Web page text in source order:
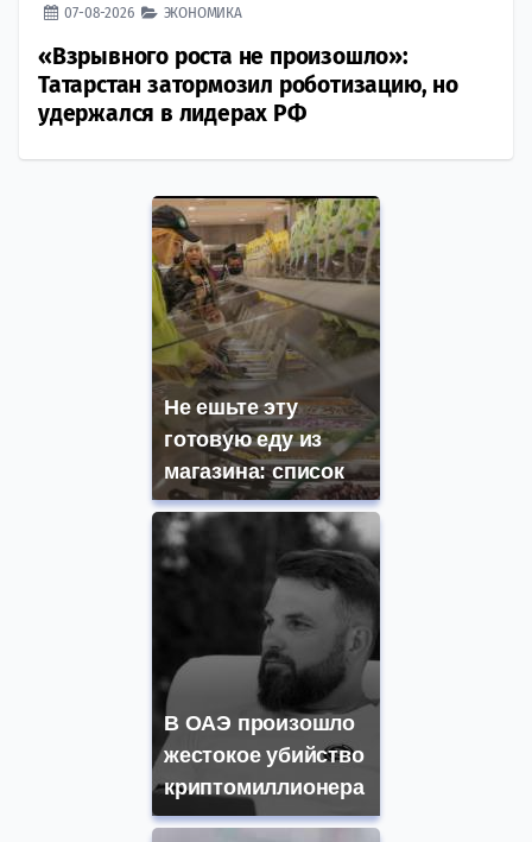
07-08-2026 ЭКОНОМИКА
«Взрывного роста не произошло»:
Татарстан затормозил роботизацию, но
удержался в лидерах РФ
Не ешьте эту
готовую еду из
магазина: список
В ОАЭ произошло
жестокое убийство
криптомиллионера